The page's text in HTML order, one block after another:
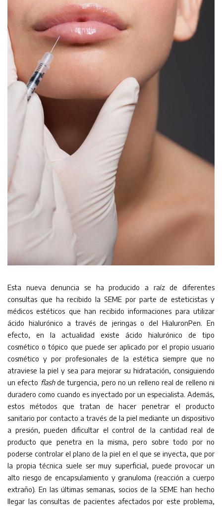
Esta nueva denuncia se ha producido a raíz de diferentes
consultas que ha recibido la SEME por parte de esteticistas y
médicos estéticos que han recibido informaciones para utilizar
ácido hialurónico a través de jeringas o del HialuronPen. En
efecto, en la actualidad existe ácido hialurónico de tipo
cosmético o tópico que puede ser aplicado por el propio usuario
cosmético y por profesionales de la estética siempre que no
atraviese la piel y sea para mejorar su hidratación, consiguiendo
un efecto flashde turgencia, pero no un relleno real de relleno ni
duradero como cuando es inyectado por un especialista. Además,
estos métodos que tratan de hacer penetrar el producto
sanitario por contacto a través de la piel mediante un dispositivo
a presión, pueden dificultar el control de la cantidad real de
producto que penetra en la misma, pero sobre todo por no
poderse controlar el plano de la piel en el que se inyecta, que por
la propia técnica suele ser muy superficial, puede provocar un
alto riesgo de encapsulamiento y granuloma (reacción a cuerpo
extraño). En las últimas semanas, socios de la SEME han hecho
llegar las consultas de pacientes afectados por este problema,